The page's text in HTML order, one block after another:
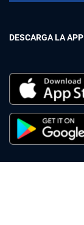
DESCARGA LA APP